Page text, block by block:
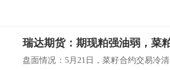
瑞达期货：期现粕强油弱，
盘面情况：5月21日，菜籽合约交易冷